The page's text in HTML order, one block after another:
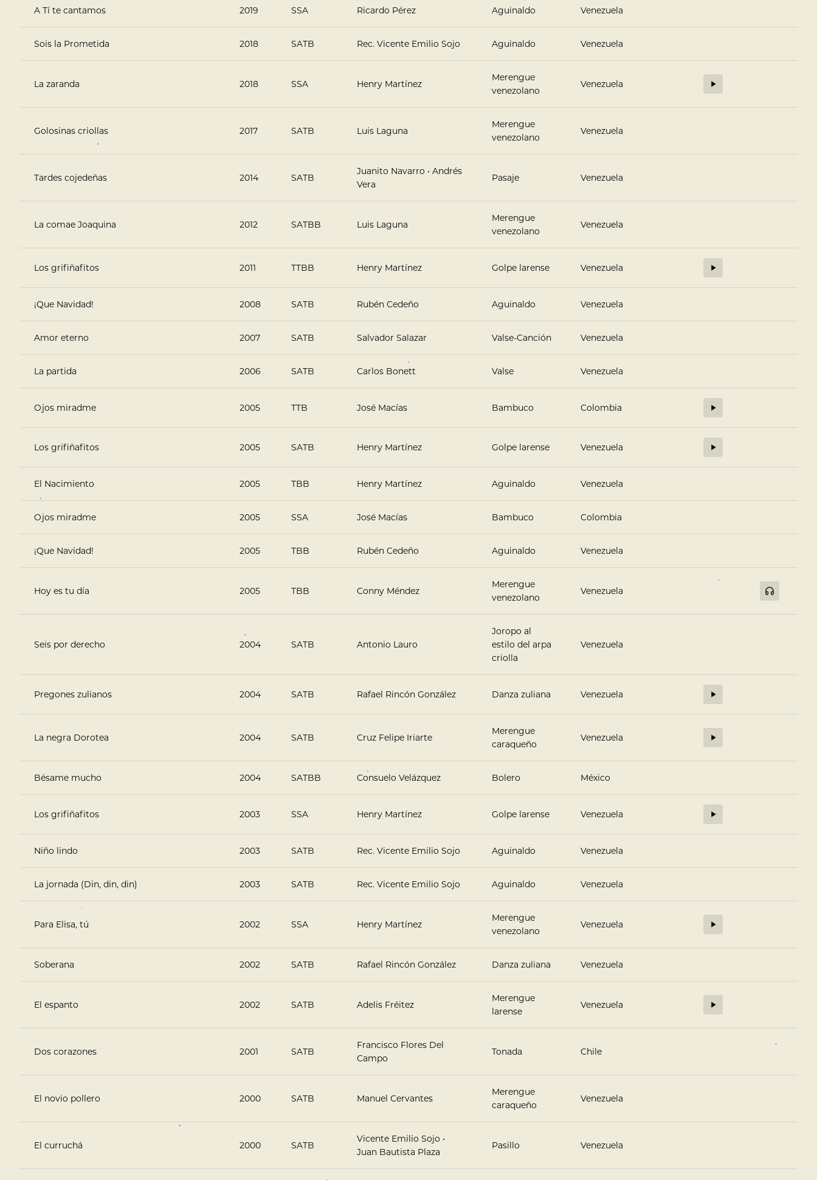
A Tí te cantamos 2019 SSA Ricardo Pérez Aguinaldo Venezuela
Sois la Prometida 2018 SATB Rec. Vicente Emilio Sojo Aguinaldo Venezuela
La zaranda 2018 SSA Henry Martínez
Merengue
venezolano
Venezuela
Golosinas criollas 2017 SATB Luis Laguna
Merengue
venezolano
Venezuela
Tardes cojedeñas 2014 SATB
Juanito Navarro • Andrés
Vera
Pasaje Venezuela
La comae Joaquina 2012 SATBB Luis Laguna
Merengue
venezolano
Venezuela
Los grifiñafitos 2011 TTBB Henry Martínez Golpe larense Venezuela
¡Que Navidad! 2008 SATB Rubén Cedeño Aguinaldo Venezuela
Amor eterno 2007 SATB Salvador Salazar Valse-Canción Venezuela
La partida 2006 SATB Carlos Bonett Valse Venezuela
Ojos miradme 2005 TTB José Macías Bambuco Colombia
Los grifiñafitos 2005 SATB Henry Martínez Golpe larense Venezuela
El Nacimiento 2005 TBB Henry Martínez Aguinaldo Venezuela
Ojos miradme 2005 SSA José Macías Bambuco Colombia
¡Que Navidad! 2005 TBB Rubén Cedeño Aguinaldo Venezuela
Hoy es tu día 2005 TBB Conny Méndez
Merengue
venezolano
Venezuela
Seis por derecho 2004 SATB Antonio Lauro
Joropo al
estilo del arpa
criolla
Venezuela
Pregones zulianos 2004 SATB Rafael Rincón González Danza zuliana Venezuela
La negra Dorotea 2004 SATB Cruz Felipe Iriarte
Merengue
caraqueño
Venezuela
Bésame mucho 2004 SATBB Consuelo Velázquez Bolero México
Los grifiñafitos 2003 SSA Henry Martínez Golpe larense Venezuela
Niño lindo 2003 SATB Rec. Vicente Emilio Sojo Aguinaldo Venezuela
La jornada (Din, din, din) 2003 SATB Rec. Vicente Emilio Sojo Aguinaldo Venezuela
Para Elisa, tú 2002 SSA Henry Martínez
Merengue
venezolano
Venezuela
Soberana 2002 SATB Rafael Rincón González Danza zuliana Venezuela
El espanto 2002 SATB Adelis Fréitez
Merengue
larense
Venezuela
Dos corazones 2001 SATB
Francisco Flores Del
Campo
Tonada Chile
El novio pollero 2000 SATB Manuel Cervantes
Merengue
caraqueño
Venezuela
El curruchá 2000 SATB
Vicente Emilio Sojo •
Juan Bautista Plaza
Pasillo Venezuela